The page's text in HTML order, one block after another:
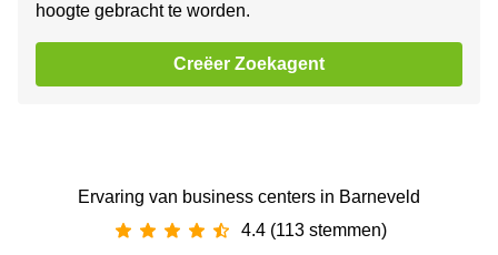
hoogte gebracht te worden.
Creëer Zoekagent
Ervaring van ‪business centers‬ in Barneveld
4.4 (113 stemmen)